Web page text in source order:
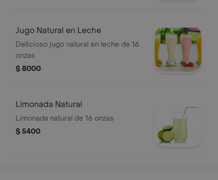
Jugo Natural en Leche
Delicioso jugo natural en leche de 16
onzas
$ 8000
Limonada Natural
Limonada natural de 16 onzas
$ 5400